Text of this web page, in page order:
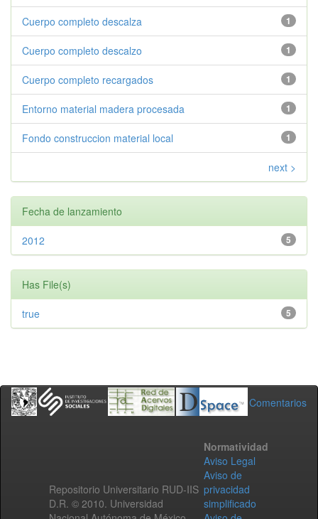
1
Cuerpo completo descalza
1
Cuerpo completo descalzo
1
Cuerpo completo recargados
1
Entorno material madera procesada
1
Fondo construccion material local
next >
Fecha de lanzamiento
5
2012
Has File(s)
5
true
Comentarios
Repositorio Universitario RUD-IIS
D.R. © 2010. Universidad
Normatividad
Aviso Legal
Aviso de
privacidad
simplificado